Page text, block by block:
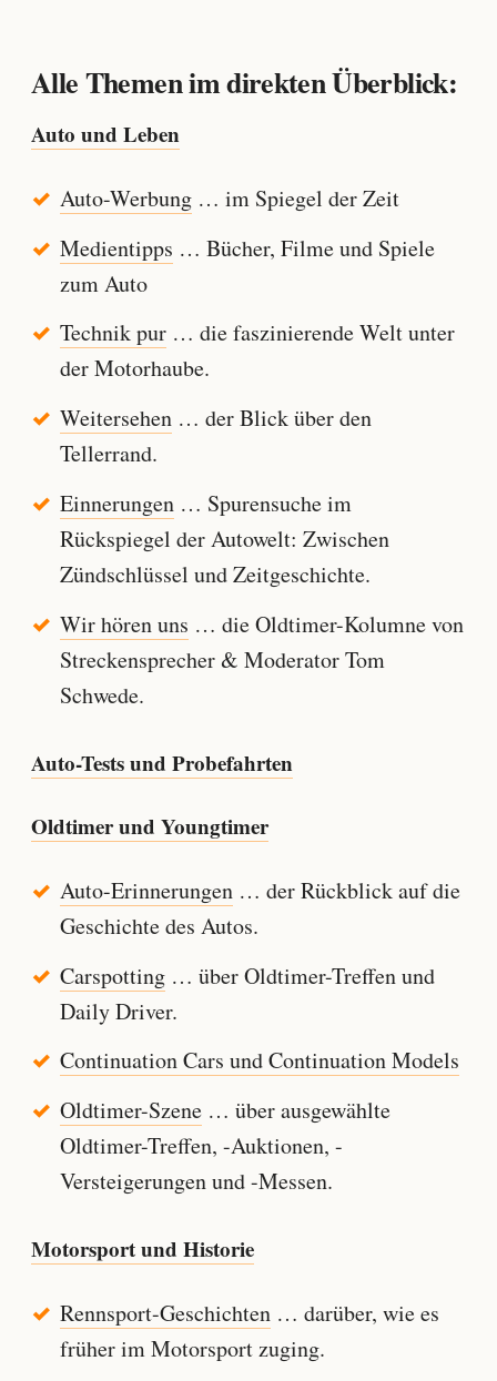
Alle Themen im direkten Überblick:
Auto und Leben
Auto-Werbung… im Spiegel der Zeit
Medientipps … Bücher, Filme und Spiele
zum Auto
Technik pur… die faszinierende Welt unter
der Motorhaube.
Weitersehen… der Blick über den
Tellerrand.
Einnerungen… Spurensuche im
Rückspiegel der Autowelt: Zwischen
Zündschlüssel und Zeitgeschichte.
Wir hören uns … die Oldtimer-Kolumne von
Streckensprecher & Moderator Tom
Schwede.
Auto-Tests und Probefahrten
Oldtimer und Youngtimer
Auto-Erinnerungen… der Rückblick auf die
Geschichte des Autos.
Carspotting… über Oldtimer-Treffen und
Daily Driver.
Continuation Cars und Continuation Models
Oldtimer-Szene… über ausgewählte
Oldtimer-Treffen, -Auktionen, -
Versteigerungen und -Messen.
Motorsport und Historie
Rennsport-Geschichten… darüber, wie es
früher im Motorsport zuging.